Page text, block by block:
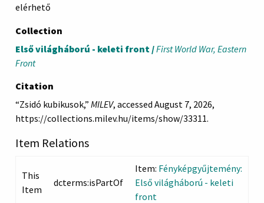
elérhető
Collection
Első világháború - keleti front /First World War, Eastern
Front
Citation
“Zsidó kubikusok,” MILEV, accessed August 7, 2026,
https://collections.milev.hu/items/show/33311.
Item Relations
This
Item
dcterms:isPartOf
Item: Fényképgyűjtemény:
Első világháború - keleti
front